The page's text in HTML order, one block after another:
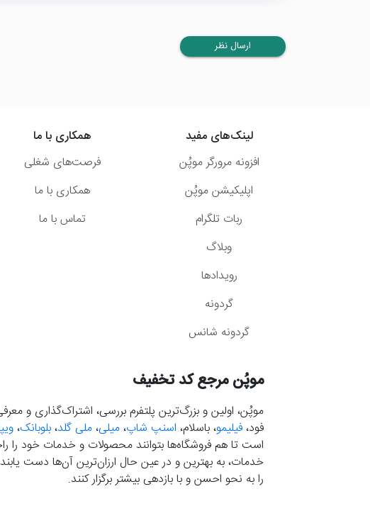
ارسال نظر
لینک‌های مفید
افزونه مرورگر موپُن
اپلیکیشن موپُن
ربات تلگرام
وبلاگ
رویدادها
گردونه
گردونه شانس
همکاری با ما
فرصت‌های شغلی
همکاری با ما
تماس با ما
موپُن مرجع کد تخفیف
موپُن، اولین و بزرگ‌ترین پلتفرم بررسی، اشتراک‌گذاری و
فود، فیلیمو، باسلام، اسنپ شاپ، میلی، ملی گلد، بلوبانک،
است تا هم فروشگاه‌ها بتوانند محصولات و خدمات خود را
خدمات، به بهترین و در عین حال ارزان‌ترین آن‌ها دست‌
را به نحو احسن و با بازدهی بیشتر برگزار کنند.